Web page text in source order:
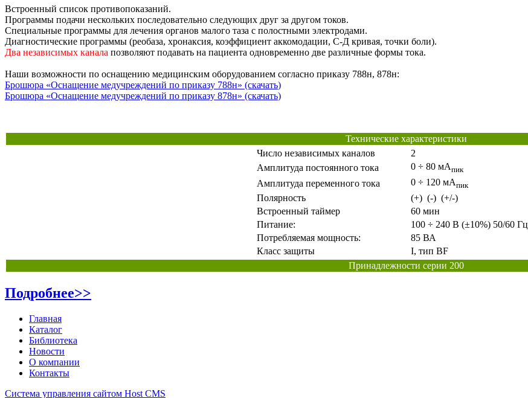
Встроенный список противопоказаний.
Программы подачи нескольких последовательно следующих друг за другом токов.
Специальные программы для лечения органов малого таза с полостными электродами.
Диагностические программы (реобаза, хронаксия, коэффициент аккомодации, С-Д кривая, точки боли).
Два независимых канала позволяют подавать на пациента одновременно две различные формы тока.
Наши возможности по оснащению медицинским оборудованием согласно приказу 788н, 878н:
Брошюра «Оснащение медучреждений по приказу 788н» (скачать)
Брошюра «Оснащение медучреждений по приказу 878н» (скачать)
Технические характеристики
Число независимых каналов
2
Амплитуда постоянного тока
0 ÷ 80 мАпик
Амплитуда переменного тока 0 ÷ 120 мАпик
Полярность (+) (-) (+/-)
Встроенный таймер
60 мин
Питание:
100 ÷ 240 В (±10%) 50/60 Гц
Потребляемая мощность:
85 ВА
Класс защиты
I, тип BF
Принадлежности серии 200
Подробнее>>
Главная
Каталог
Библиотека
Новости
О компании
Контакты
Система управления сайтом Host CMS